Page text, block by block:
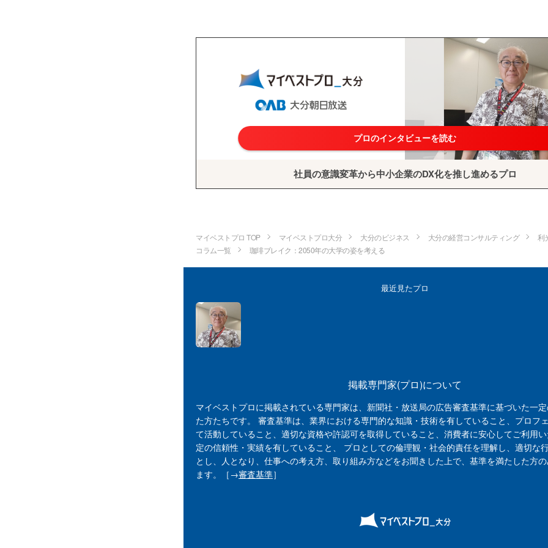
プロのインタビューを読む
社員の意識変革から中小企業のDX化を推し進めるプロ
マイベストプロ TOP マイベストプロ大分 大分のビジネス 大分の経営コンサルティング
利
コラム一覧
珈琲ブレイク：2050年の大学の姿を考える
最近見たプロ
掲載専門家(プロ)について
マイベストプロに掲載されている専門家は、新聞社・放送局の広告審査基準に基づいた一
た方たちです。 審査基準は、業界における専門的な知識・技術を有していること、プロフ
て活動していること、適切な資格や許認可を取得していること、消費者に安心してご利用
定の信頼性・実績を有していること、 プロとしての倫理観・社会的責任を理解し、適切な
とし、人となり、仕事への考え方、取り組み方などをお聞きした上で、基準を満たした方
ます。［→審査基準］